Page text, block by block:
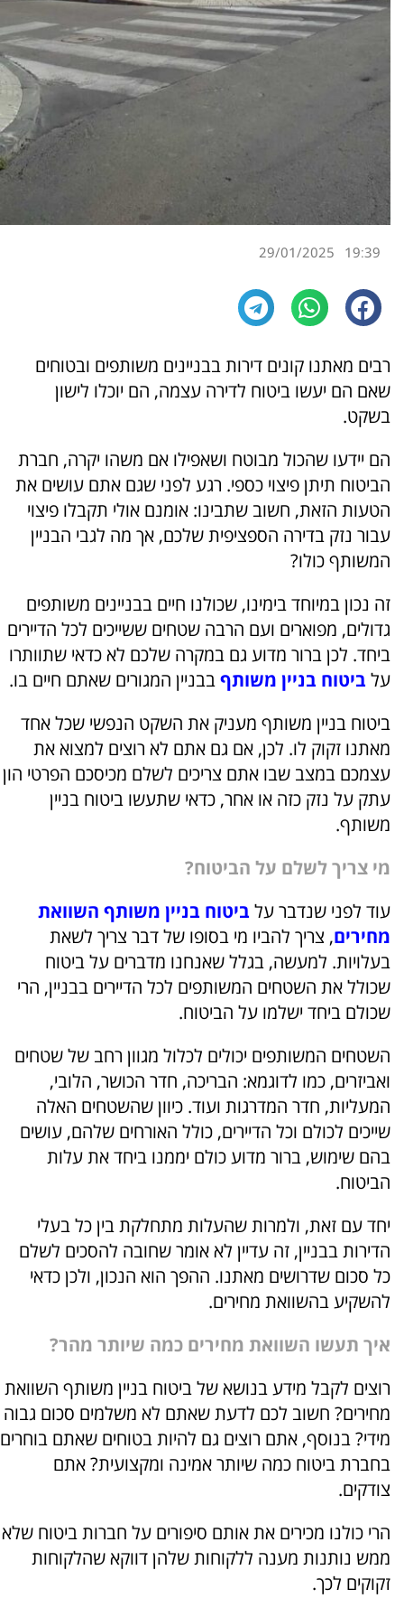
19:39
29/01/2025
רבים מאתנו קונים דירות בבניינים משותפים ובטוחים
שאם הם יעשו ביטוח לדירה עצמה, הם יוכלו לישון
בשקט.
הם יידעו שהכול מבוטח ושאפילו אם משהו יקרה, חברת
הביטוח תיתן פיצוי כספי. רגע לפני שגם אתם עושים את
הטעות הזאת, חשוב שתבינו: אומנם אולי תקבלו פיצוי
עבור נזק בדירה הספציפית שלכם, אך מה לגבי הבניין
המשותף כולו?
זה נכון במיוחד בימינו, שכולנו חיים בבניינים משותפים
גדולים, מפוארים ועם הרבה שטחים ששייכים לכל הדיירים
ביחד. לכן ברור מדוע גם במקרה שלכם לא כדאי שתוותרו
על ביטוח בניין משותףבבניין המגורים שאתם חיים בו.
ביטוח בניין משותף מעניק את השקט הנפשי שכל אחד
מאתנו זקוק לו. לכן, אם גם אתם לא רוצים למצוא את
עצמכם במצב שבו אתם צריכים לשלם מכיסכם הפרטי הון
עתק על נזק כזה או אחר, כדאי שתעשו ביטוח בניין
משותף.
מי צריך לשלם על הביטוח?
עוד לפני שנדבר על ביטוח בניין משותף השוואת
מחירים, צריך להביו מי בסופו של דבר צריך לשאת
בעלויות. למעשה, בגלל שאנחנו מדברים על ביטוח
שכולל את השטחים המשותפים לכל הדיירים בבניין, הרי
שכולם ביחד ישלמו על הביטוח.
השטחים המשותפים יכולים לכלול מגוון רחב של שטחים
ואביזרים, כמו לדוגמא: הבריכה, חדר הכושר, הלובי,
המעליות, חדר המדרגות ועוד. כיוון שהשטחים האלה
שייכים לכולם וכל הדיירים, כולל האורחים שלהם, עושים
בהם שימוש, ברור מדוע כולם יממנו ביחד את עלות
הביטוח.
יחד עם זאת, ולמרות שהעלות מתחלקת בין כל בעלי
הדירות בבניין, זה עדיין לא אומר שחובה להסכים לשלם
כל סכום שדרושים מאתנו. ההפך הוא הנכון, ולכן כדאי
להשקיע בהשוואת מחירים.
איך תעשו השוואת מחירים כמה שיותר מהר?
רוצים לקבל מידע בנושא של ביטוח בניין משותף השוואת
מחירים? חשוב לכם לדעת שאתם לא משלמים סכום גבוה
מידי? בנוסף, אתם רוצים גם להיות בטוחים שאתם בוחרים
בחברת ביטוח כמה שיותר אמינה ומקצועית? אתם
צודקים.
הרי כולנו מכירים את אותם סיפורים על חברות ביטוח שלא
ממש נותנות מענה ללקוחות שלהן דווקא שהלקוחות
זקוקים לכך.